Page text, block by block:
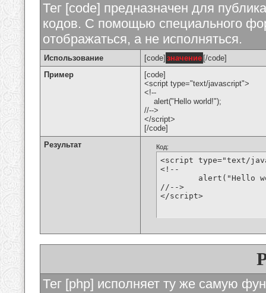
Тег [code] предназначен для
кодов. С помощью специального
отображаться, а не исполняться.
Использование [code] значение [/code]
Пример
[code]
<script type="text/javascript">
<!--
alert("Hello world!");
//-->
</script>
[/code]
Результат
Код:
<script type="text/
<!--
//-->
</script>
Тег [php] исполняет ту же самую